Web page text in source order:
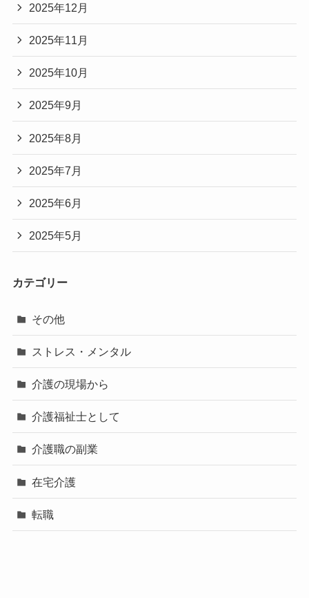
2025年12月
2025年11月
2025年10月
2025年9月
2025年8月
2025年7月
2025年6月
2025年5月
カテゴリー
その他
ストレス・メンタル
介護の現場から
介護福祉士として
介護職の副業
在宅介護
転職